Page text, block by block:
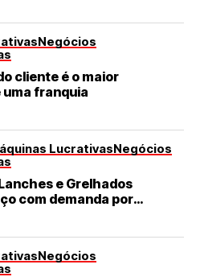
Negócios
cliente é o maior
franquia
LucrativasNegócios
e Grelhados
com demanda por
e de qualidade
Negócios